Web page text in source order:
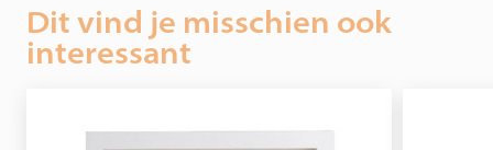
Dit vind je misschien ook
interessant